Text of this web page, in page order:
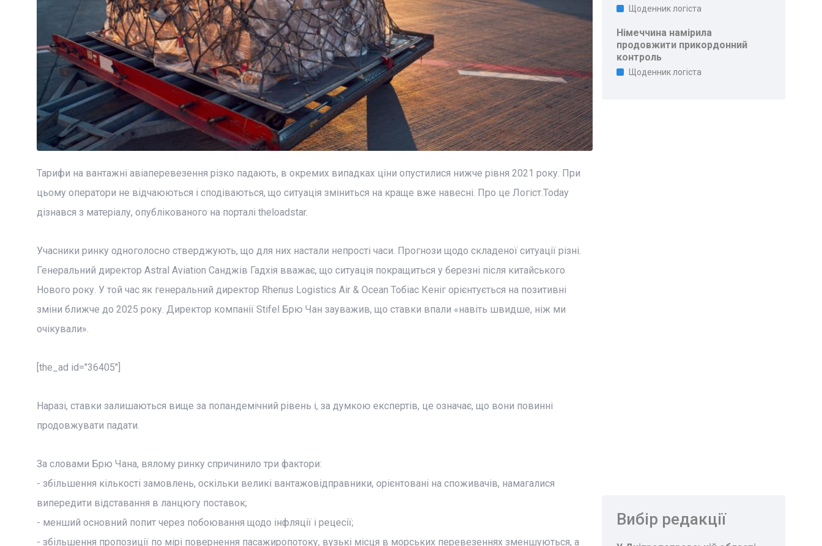
Тарифи на вантажні авіаперевезення різко падають, в окремих випадках ціни опустилися нижче рівня 2021 року. При
цьому оператори не відчаюються і сподіваються, що ситуація зміниться на краще вже навесні. Про це Логіст.Today
дізнався з матеріалу, опублікованого на порталі theloadstar.
Учасники ринку одноголосно стверджують, що для них настали непрості часи. Прогнози щодо складеної ситуації різні.
Генеральний директор Astral Aviation Санджів Гадхія вважає, що ситуація покращиться у березні після китайського
Нового року. У той час як генеральний директор Rhenus Logistics Air & Ocean Тобіас Кеніг орієнтується на позитивні
зміни ближче до 2025 року. Директор компанії Stifel Брю Чан зауважив, що ставки впали «навіть швидше, ніж ми
очікували».
[the_ad id="36405"]
Наразі, ставки залишаються вище за попандемічний рівень і, за думкою експертів, це означає, що вони повинні
продовжувати падати.
За словами Брю Чана, вялому ринку спричинило три фактори:
- збільшення кількості замовлень, оскільки великі вантажовідправники, орієнтовані на споживачів, намагалися
випередити відставання в ланцюгу поставок;
- менший основний попит через побоювання щодо інфляції і рецесії;
- збільшення пропозиції по мірі повернення пасажиропотоку, вузькі місця в морських перевезеннях зменшуються, а
Щоденник логіста
Німеччина намірила
продовжити прикордонний
контроль
Щоденник логіста
Вибір редакції